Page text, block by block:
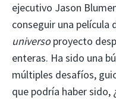
ejecutivo Jason
conseguir una película
universoproyecto
enteras. Ha sido una
múltiples desafíos,
que podría haber sido,